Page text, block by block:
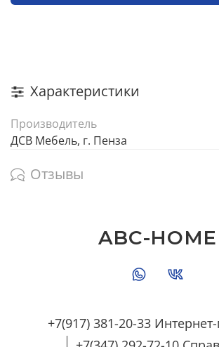
Характеристики
Производитель
ДСВ Мебель, г. Пенза
Отзывы
+7(917) 381-20-33
ABC-HOME